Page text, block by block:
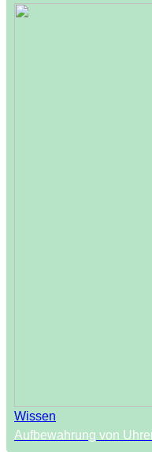
Wissen
Aufbewahrung von